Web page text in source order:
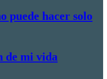
puede hacer solo
de mi vida